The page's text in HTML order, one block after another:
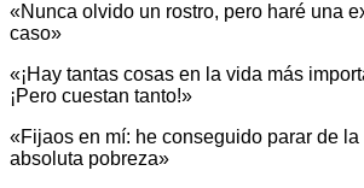
«Nunca olvido un rostro, pero haré una
caso»
«¡Hay tantas cosas en la vida más
¡Pero cuestan tanto!»
«Fijaos en mí: he conseguido parar de
absoluta pobreza»